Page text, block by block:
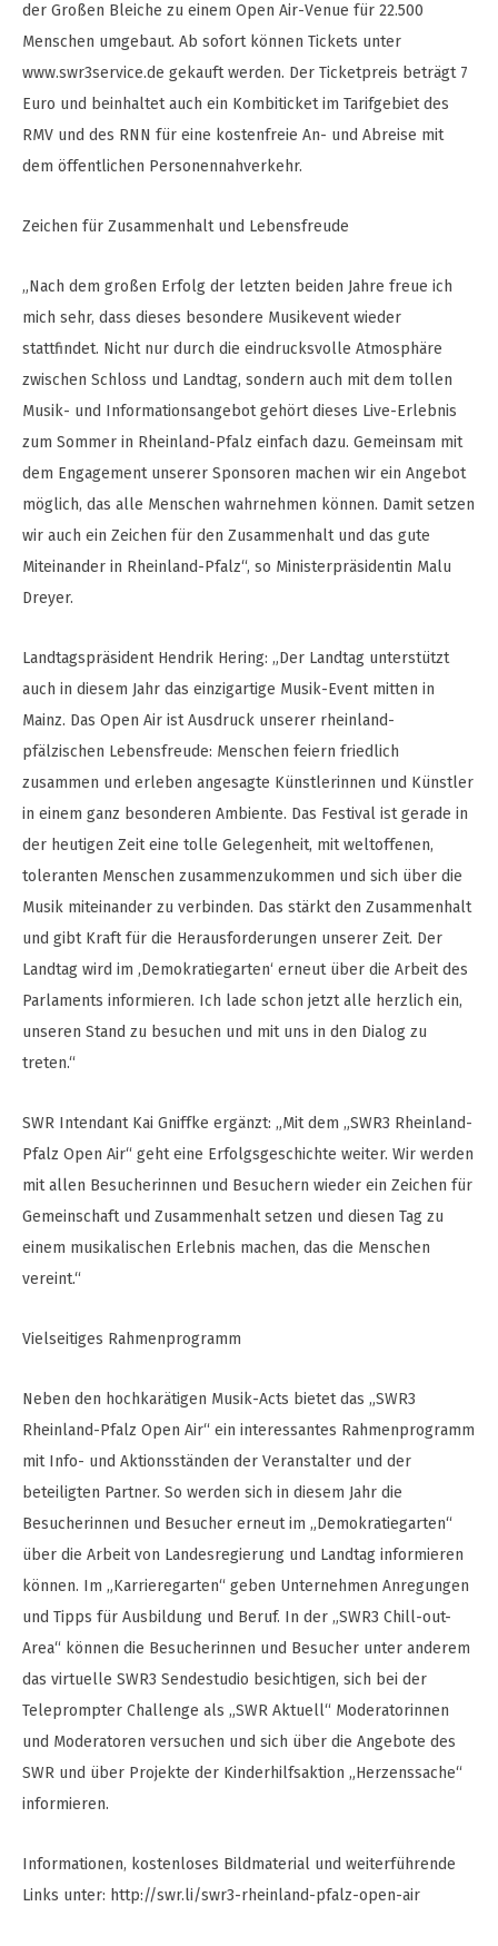
der Großen Bleiche zu einem Open Air-Venue für 22.500
Menschen umgebaut. Ab sofort können Tickets unter
www.swr3service.de gekauft werden. Der Ticketpreis beträgt 7
Euro und beinhaltet auch ein Kombiticket im Tarifgebiet des
RMV und des RNN für eine kostenfreie An- und Abreise mit
dem öffentlichen Personennahverkehr.
Zeichen für Zusammenhalt und Lebensfreude
„Nach dem großen Erfolg der letzten beiden Jahre freue ich
mich sehr, dass dieses besondere Musikevent wieder
stattfindet. Nicht nur durch die eindrucksvolle Atmosphäre
zwischen Schloss und Landtag, sondern auch mit dem tollen
Musik- und Informationsangebot gehört dieses Live-Erlebnis
zum Sommer in Rheinland-Pfalz einfach dazu. Gemeinsam mit
dem Engagement unserer Sponsoren machen wir ein Angebot
möglich, das alle Menschen wahrnehmen können. Damit setzen
wir auch ein Zeichen für den Zusammenhalt und das gute
Miteinander in Rheinland-Pfalz“, so Ministerpräsidentin Malu
Dreyer.
Landtagspräsident Hendrik Hering: „Der Landtag unterstützt
auch in diesem Jahr das einzigartige Musik-Event mitten in
Mainz. Das Open Air ist Ausdruck unserer rheinland-
pfälzischen Lebensfreude: Menschen feiern friedlich
zusammen und erleben angesagte Künstlerinnen und Künstler
in einem ganz besonderen Ambiente. Das Festival ist gerade in
der heutigen Zeit eine tolle Gelegenheit, mit weltoffenen,
toleranten Menschen zusammenzukommen und sich über die
Musik miteinander zu verbinden. Das stärkt den Zusammenhalt
und gibt Kraft für die Herausforderungen unserer Zeit. Der
Landtag wird im ‚Demokratiegarten‘ erneut über die Arbeit des
Parlaments informieren. Ich lade schon jetzt alle herzlich ein,
unseren Stand zu besuchen und mit uns in den Dialog zu
treten.“
SWR Intendant Kai Gniffke ergänzt: „Mit dem „SWR3 Rheinland-
Pfalz Open Air“ geht eine Erfolgsgeschichte weiter. Wir werden
mit allen Besucherinnen und Besuchern wieder ein Zeichen für
Gemeinschaft und Zusammenhalt setzen und diesen Tag zu
einem musikalischen Erlebnis machen, das die Menschen
vereint.“
Vielseitiges Rahmenprogramm
Neben den hochkarätigen Musik-Acts bietet das „SWR3
Rheinland-Pfalz Open Air“ ein interessantes Rahmenprogramm
mit Info- und Aktionsständen der Veranstalter und der
beteiligten Partner. So werden sich in diesem Jahr die
Besucherinnen und Besucher erneut im „Demokratiegarten“
über die Arbeit von Landesregierung und Landtag informieren
können. Im „Karrieregarten“ geben Unternehmen Anregungen
und Tipps für Ausbildung und Beruf. In der „SWR3 Chill-out-
Area“ können die Besucherinnen und Besucher unter anderem
das virtuelle SWR3 Sendestudio besichtigen, sich bei der
Teleprompter Challenge als „SWR Aktuell“ Moderatorinnen
und Moderatoren versuchen und sich über die Angebote des
SWR und über Projekte der Kinderhilfsaktion „Herzenssache“
informieren.
Informationen, kostenloses Bildmaterial und weiterführende
Links unter: http://swr.li/swr3-rheinland-pfalz-open-air